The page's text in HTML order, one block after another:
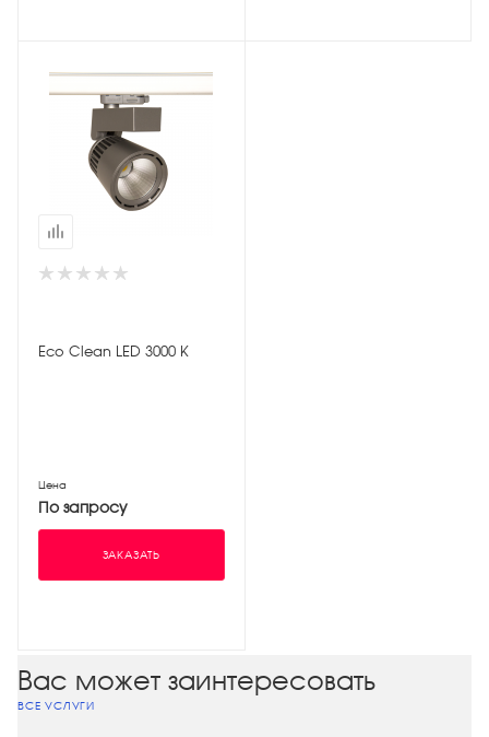
Eco Clean LED 3000 К
Цена
По запросу
ЗАКАЗАТЬ
Вас может заинтересовать
ВСЕ УСЛУГИ